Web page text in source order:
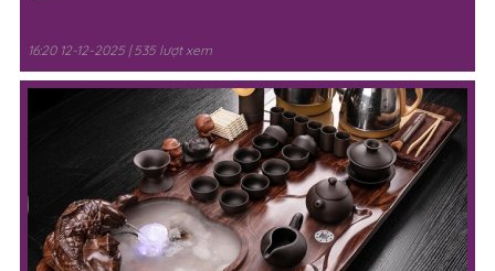
16:20 12-12-2025 | 535 lượt xem